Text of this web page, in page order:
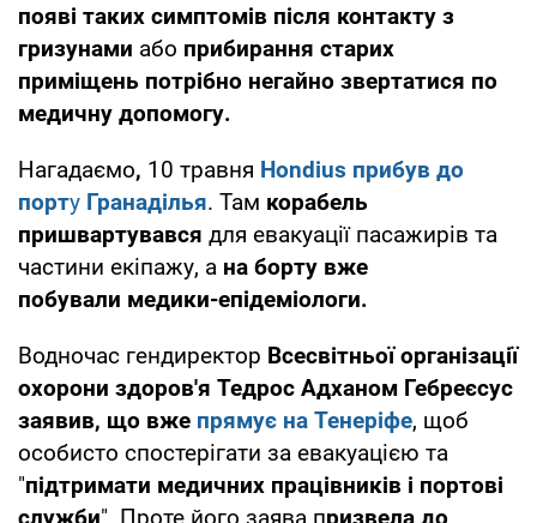
появі таких симптомів після контакту з
гризунами або прибирання старих
приміщень потрібно негайно звертатися по
медичну допомогу.
Нагадаємо, 10 травня Hondius прибув до
порту Гранаділья. Там корабель
пришвартувався для евакуації пасажирів та
частини екіпажу, а на борту вже
побували медики-епідеміологи.
Водночас гендиректор Всесвітньої організації
охорони здоров'я Тедрос Адханом Гебреєсус
заявив, що вже прямує на Тенеріфе, щоб
особисто спостерігати за евакуацією та
"підтримати медичних працівників і портові
служби". Проте його заява призвела до